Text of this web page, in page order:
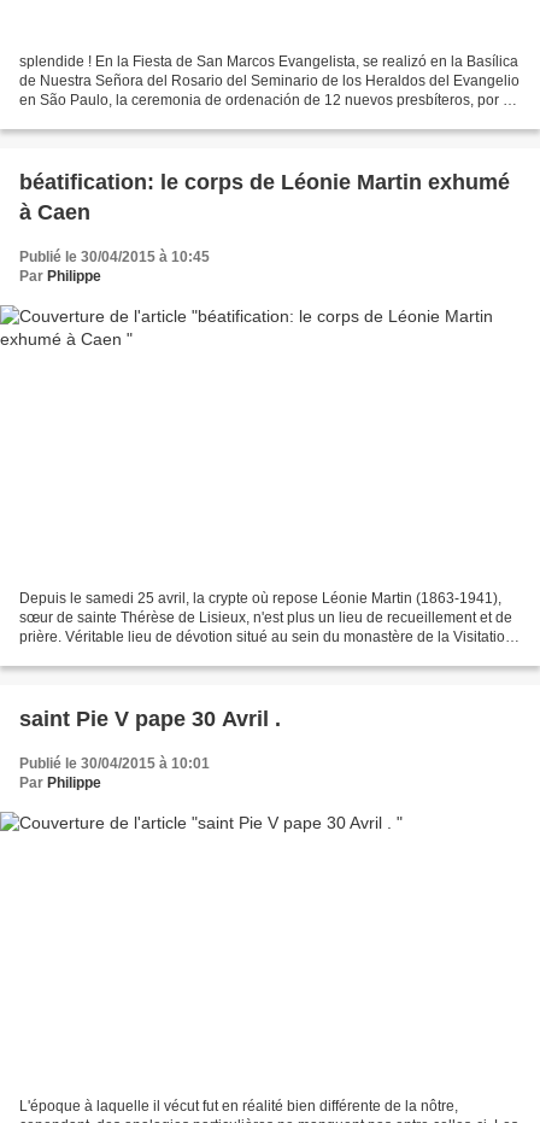
splendide ! En la Fiesta de San Marcos Evangelista, se realizó en la Basílica
de Nuestra Señora del Rosario del Seminario de los Heraldos del Evangelio
en São Paulo, la ceremonia de ordenación de 12 nuevos presbíteros, por su
béatification: le corps de Léonie Martin exhumé
à Caen
Publié le 30/04/2015 à 10:45
Par Philippe
Depuis le samedi 25 avril, la crypte où repose Léonie Martin (1863-1941),
sœur de sainte Thérèse de Lisieux, n'est plus un lieu de recueillement et de
prière. Véritable lieu de dévotion situé au sein du monastère de la Visitation,
saint Pie V pape 30 Avril .
Publié le 30/04/2015 à 10:01
Par Philippe
L'époque à laquelle il vécut fut en réalité bien différente de la nôtre,